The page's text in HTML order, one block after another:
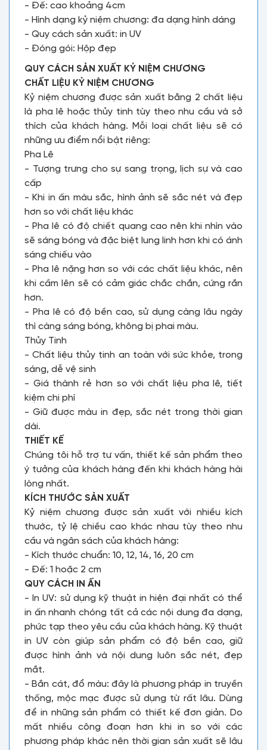
- Đế: cao khoảng 4cm
- Hình dạng kỷ niệm chương: đa dạng hình dáng
- Quy cách sản xuất: in UV
- Đóng gói: Hộp đẹp
QUY CÁCH SẢN XUẤT KỶ NIỆM CHƯƠNG
CHẤT LIỆU KỶ NIỆM CHƯƠNG
Kỷ niệm chương được sản xuất bằng 2 chất liệu
là pha lê hoặc thủy tinh tùy theo nhu cầu và sở
thích của khách hàng. Mỗi loại chất liệu sẽ có
những ưu điểm nổi bật riêng:
Pha Lê
- Tượng trưng cho sự sang trọng, lịch sự và cao
cấp
- Khi in ấn màu sắc, hình ảnh sẽ sắc nét và đẹp
hơn so với chất liệu khác
- Pha lê có độ chiết quang cao nên khi nhìn vào
sẽ sáng bóng và đặc biệt lung linh hơn khi có ánh
sáng chiếu vào
- Pha lê nặng hơn so với các chất liệu khác, nên
khi cầm lên sẽ có cảm giác chắc chắn, cứng rắn
hơn.
- Pha lê có độ bền cao, sử dụng càng lâu ngày
thì càng sáng bóng, không bị phai màu.
Thủy Tinh
- Chất liệu thủy tinh an toàn với sức khỏe, trong
sáng, dễ vệ sinh
- Giá thành rẻ hơn so với chất liệu pha lê, tiết
kiệm chi phí
- Giữ được màu in đẹp, sắc nét trong thời gian
dài.
THIẾT KẾ
Chúng tôi hỗ trợ tư vấn, thiết kế sản phẩm theo
ý tưởng của khách hàng đến khi khách hàng hài
lòng nhất.
KÍCH THƯỚC SẢN XUẤT
Kỷ niệm chương được sản xuất với nhiều kích
thước, tỷ lệ chiều cao khác nhau tùy theo nhu
cầu và ngân sách của khách hàng:
- Kích thước chuẩn: 10, 12, 14, 16, 20 cm
- Đế: 1 hoặc 2 cm
QUY CÁCH IN ẤN
- In UV: sử dụng kỹ thuật in hiện đại nhất có thể
in ấn nhanh chóng tất cả các nội dung đa dạng,
phức tạp theo yêu cầu của khách hàng. Kỹ thuật
in UV còn giúp sản phẩm có độ bền cao, giữ
được hình ảnh và nội dung luôn sắc nét, đẹp
mắt.
- Bắn cát, đổ màu: đây là phương pháp in truyền
thống, mộc mạc được sử dụng từ rất lâu. Dùng
để in những sản phẩm có thiết kế đơn giản. Do
mất nhiều công đoạn hơn khi in so với các
phương pháp khác nên thời gian sản xuất sẽ lâu